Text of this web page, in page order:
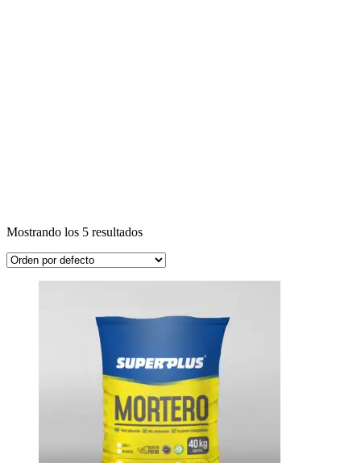
Mostrando los 5 resultados